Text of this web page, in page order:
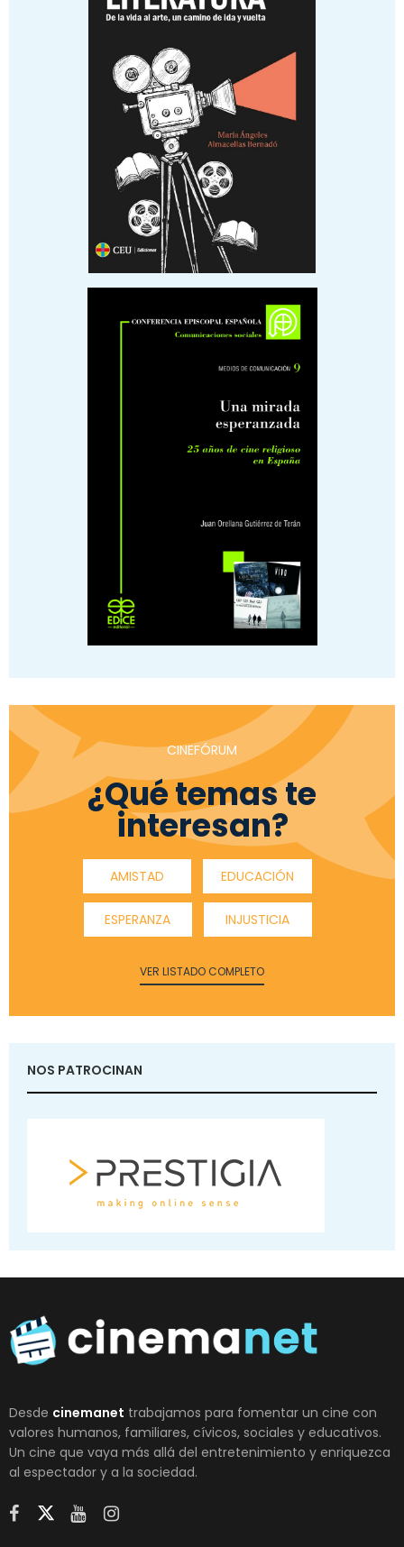
CINEFÓRUM
¿Qué temas te
interesan?
AMISTAD EDUCACIÓN
ESPERANZA INJUSTICIA
VER LISTADO COMPLETO
NOS PATROCINAN
Desde cinemanet trabajamos para fomentar un cine con
valores humanos, familiares, cívicos, sociales y educativos.
Un cine que vaya más allá del entretenimiento y enriquezca
al espectador y a la sociedad.